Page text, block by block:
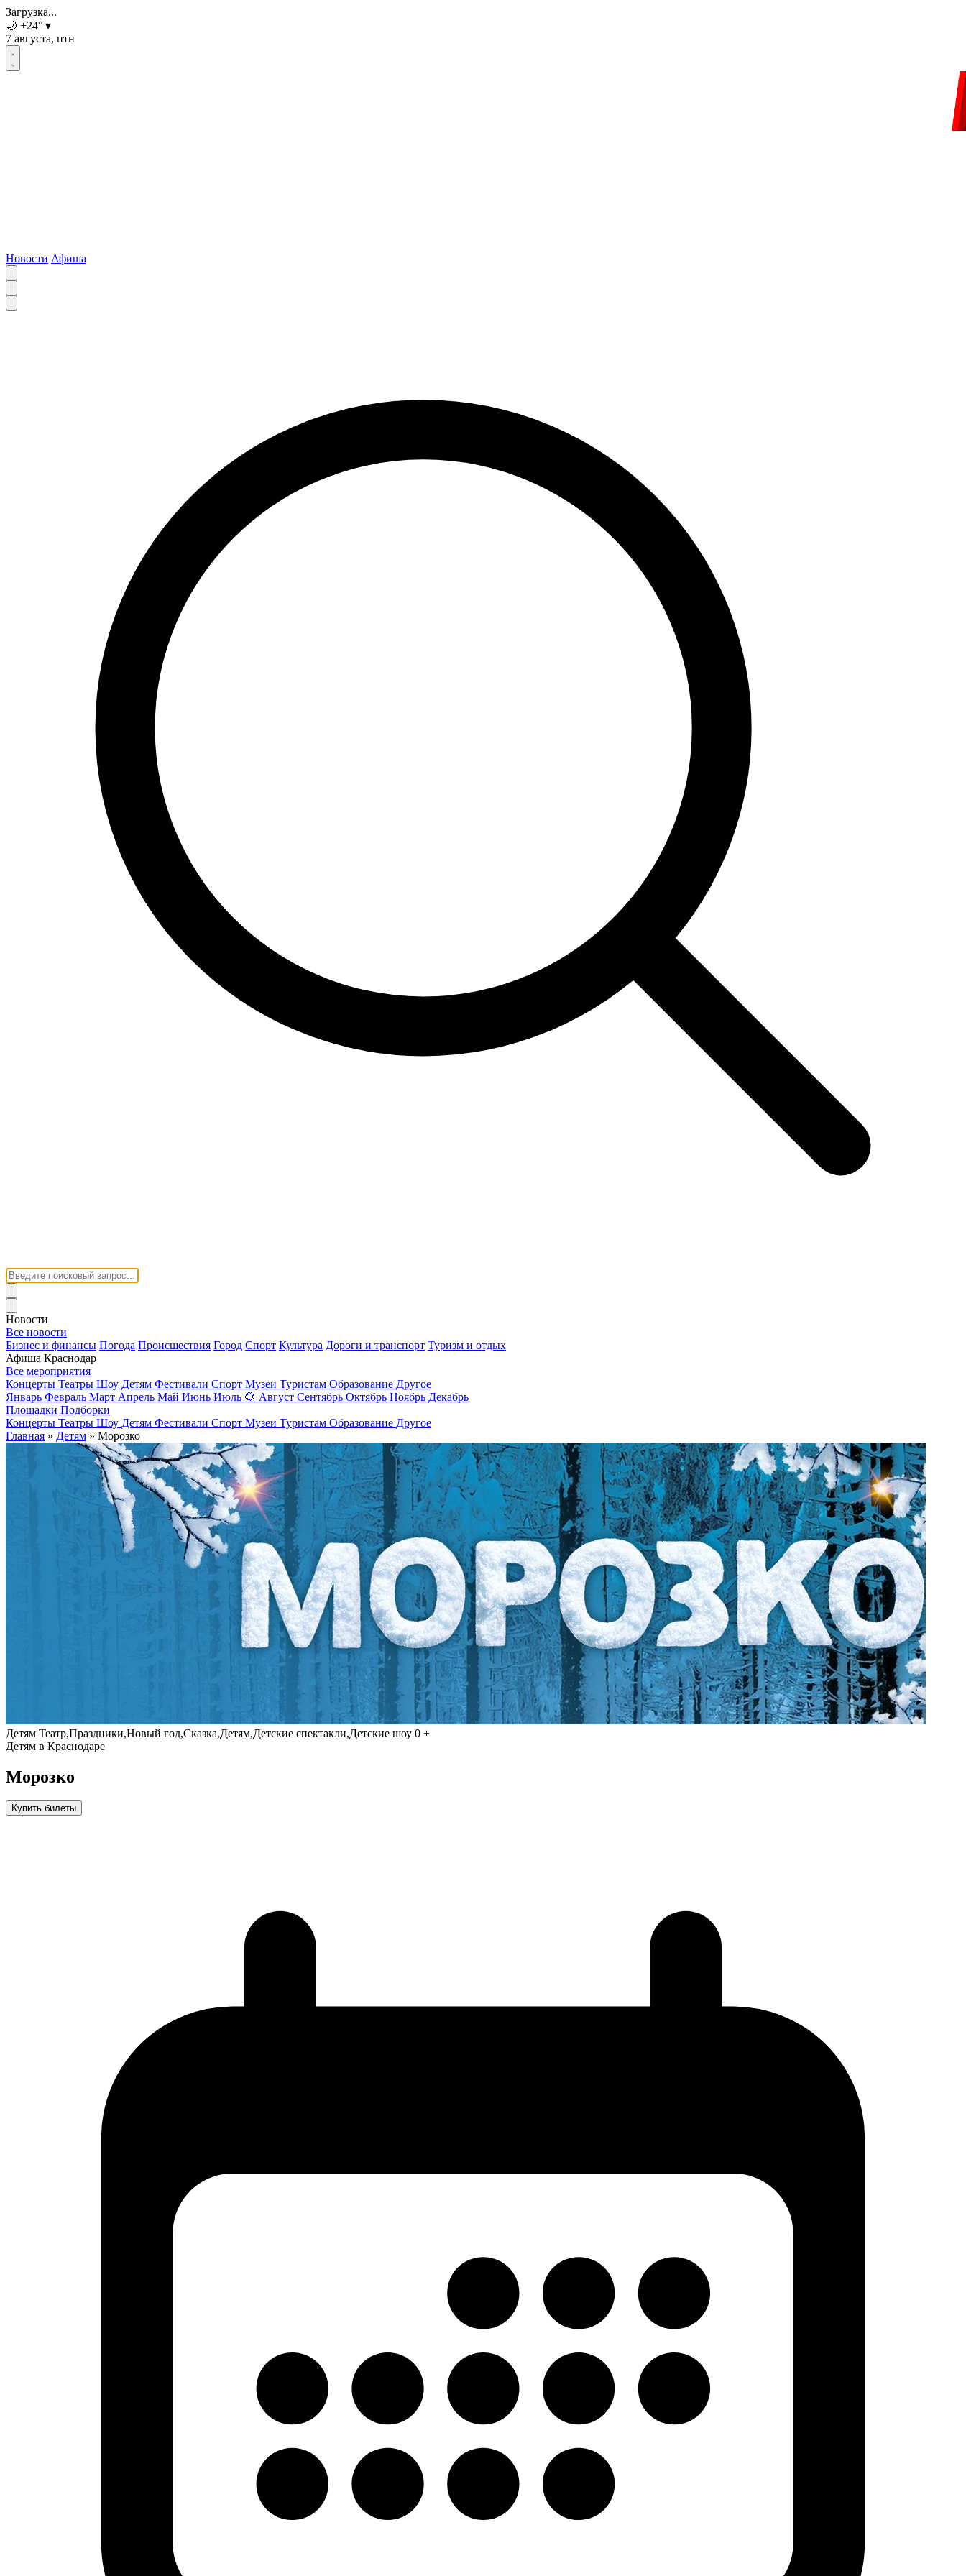
Загрузка...
🌙 +24° ▾
7 августа, птн
Новости Афиша
Новости
Все новости
Бизнес и финансы Погода Происшествия Город Спорт Культура Дороги и транспорт Туризм и отдых
Афиша Краснодар
Все мероприятия
Концерты Театры Шоу Детям Фестивали Спорт Музеи Туристам Образование Другое
Январь Февраль Март Апрель Май Июнь Июль 🌻 Август Сентябрь Октябрь Ноябрь Декабрь
Площадки Подборки
Концерты Театры Шоу Детям Фестивали Спорт Музеи Туристам Образование Другое
Главная » Детям » Морозко
Детям Театр,Праздники,Новый год,Сказка,Детям,Детские спектакли,Детские шоу 0 +
Детям в Краснодаре
Морозко
Купить билеты